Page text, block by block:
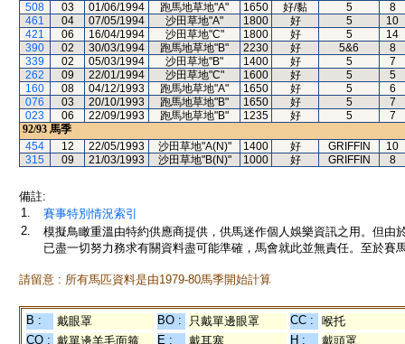
508
03 01/06/1994 跑馬地草地"A" 1650 好/黏 5
8
461
04 07/05/1994 沙田草地"A" 1800 好 5
10
421
06 16/04/1994 沙田草地"C" 1800 好 5
14
390
02 30/03/1994 跑馬地草地"B" 2230 好 5&6
8
339
02 05/03/1994 沙田草地"B" 1400 好 5
7
262
09 22/01/1994 沙田草地"C" 1600 好 5
5
160
08 04/12/1993 跑馬地草地"A" 1650 好 5
6
076
03 20/10/1993 跑馬地草地"B" 1650 好 5
7
023
06 22/09/1993 跑馬地草地"B" 1235 好 5
7
92/93 馬季
454
12 22/05/1993 沙田草地"A(N)" 1400 好 GRIFFIN
10
315
09 21/03/1993 沙田草地"B(N)" 1000 好 GRIFFIN 8
備註:
1.
賽事特別情況索引
2.
模擬鳥瞰重溫由特約供應商提供，供馬迷作個人娛樂資訊之用。但
已盡一切努力務求有關資料盡可能準確，馬會就此並無責任。至於賽
請留意 : 所有馬匹資料是由1979-80馬季開始計算
B : 戴眼罩 BO : 只戴單邊眼罩 CC :
喉托
CO : 戴單邊羊毛面箍 E : 戴耳塞 H :
戴頭罩